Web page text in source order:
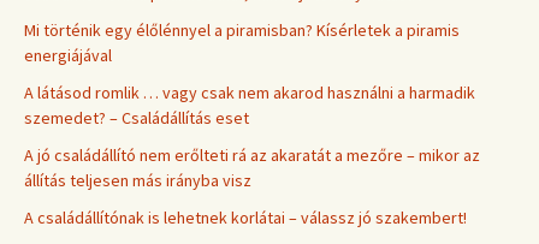
Mi történik egy élőlénnyel a piramisban? Kísérletek a piramis
energiájával
A látásod romlik … vagy csak nem akarod használni a harmadik
szemedet? – Családállítás eset
A jó családállító nem erőlteti rá az akaratát a mezőre – mikor az
állítás teljesen más irányba visz
A családállítónak is lehetnek korlátai – válassz jó szakembert!